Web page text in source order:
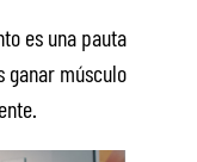
es una pauta
ganar músculo